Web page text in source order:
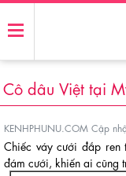
Cô dâu Việt tại
KENHPHUNU.COM Cập
Chiếc váy cưới đắp ren
đám cưới, khiến ai cũng